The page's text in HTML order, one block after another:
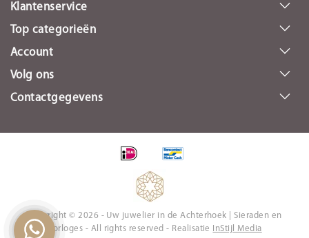
Klantenservice
Top categorieën
Account
Volg ons
Contactgegevens
Copyright © 2026 - Uw juwelier in de Achterhoek | Sieraden en
Horloges - All rights reserved - Realisatie
InStijl Media